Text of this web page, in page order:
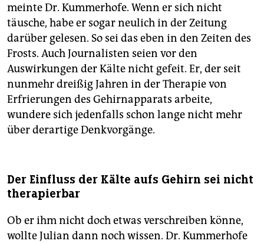
meinte Dr. Kummerhofe. Wenn er sich nicht
täusche, habe er sogar neulich in der Zeitung
darüber gelesen. So sei das eben in den Zeiten des
Frosts. Auch Journalisten seien vor den
Auswirkungen der Kälte nicht gefeit. Er, der seit
nunmehr dreißig Jahren in der Therapie von
Erfrierungen des Gehirnapparats arbeite,
wundere sich jedenfalls schon lange nicht mehr
über derartige Denkvorgänge.
Der Einfluss der Kälte aufs Gehirn sei nicht
therapierbar
Ob er ihm nicht doch etwas verschreiben könne,
wollte Julian dann noch wissen. Dr. Kummerhofe